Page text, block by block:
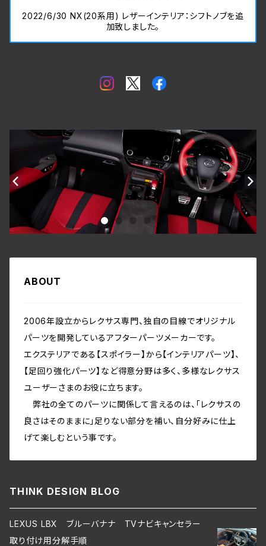
2022/6/30 NX(20系用) レザーインテリア：シフトノブを追
加致しました。
ABOUT
2006年設立からレクサス専門、独自の目線でオリジナル
パーツを開発しているアフターパーツメーカーです。
エクステリアである【スポイラー】から【インテリアパーツ】、
【足回り強化パーツ】など得意分野は多く、多様なレクサス
ユーザーさまのお役に立ちます。
弊社の全てのパーツに関係して言えるのは、「レクサスの
良さはそのままに」足りない部分を補い、自分好みに仕上
げて楽しむという事です。
THINK DESIGN BLOG
LEXUS LBX ブルーバナナ TVナビキャンセラー
取り付け用分解手順